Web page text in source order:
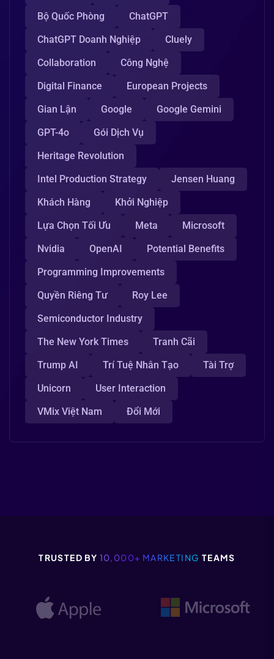
Bộ Quốc Phòng
ChatGPT
ChatGPT Doanh Nghiệp
Cluely
Collaboration
Công Nghệ
Digital Finance
European Projects
Gian Lận
Google
Google Gemini
GPT-4o
Gói Dịch Vụ
Heritage Revolution
Intel Production Strategy
Jensen Huang
Khách Hàng
Khởi Nghiệp
Lựa Chọn Tối Ưu
Meta
Microsoft
Nvidia
OpenAI
Potential Benefits
Programming Improvements
Quyền Riêng Tư
Roy Lee
Semiconductor Industry
The New York Times
Tranh Cãi
Trump AI
Trí Tuệ Nhân Tạo
Tài Trợ
Unicorn
User Interaction
VMix Việt Nam
Đổi Mới
TRUSTED BY 10,000+ MARKETING TEAMS